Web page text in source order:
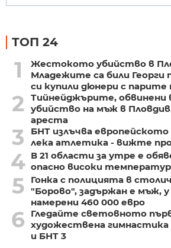
ТОП 24
1
Жестокото убийство в
Младежите са били Георги
си купили дюнери с парите
2
Тийнейджърите,
убийство на мъж в
ареста
3
БНТ излъчва
лека атлетика - вижте
4 В 21 области за утре е
опасно високи
5
Гонка с полицията в
"Борово", задържан е мъж,
намерени 460 000 евро
6
Гледайте световното
художествена гимнастика
и БНТ 3